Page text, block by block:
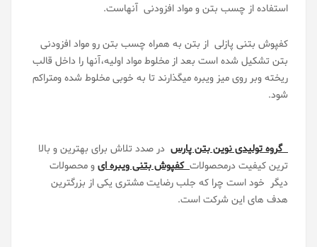
استفاده از چسب بتن و مواد افزودنی آنهاست.
کفپوش بتنی پازلی از بتن به همراه چسب بتن رو مواد افزودنی
بتن تشکیل شده است بعد از مخلوط مواد اولیه،آنها را داخل قالب
ریخته وبر روی میز ویبره میگذارند تا به خوبی مخلوط شده ومتراکم
شود.
گروه تولیدی نوین بتن پارس در صدد تلاش برای بهترین و بالا
ترین کیفیت درمحصولاتکفپوش بتنی ویبره ایو محصولات
دیگر خود است چرا که جلب رضایت مشتری یکی از بزرگترین
هدف های این شرکت است.